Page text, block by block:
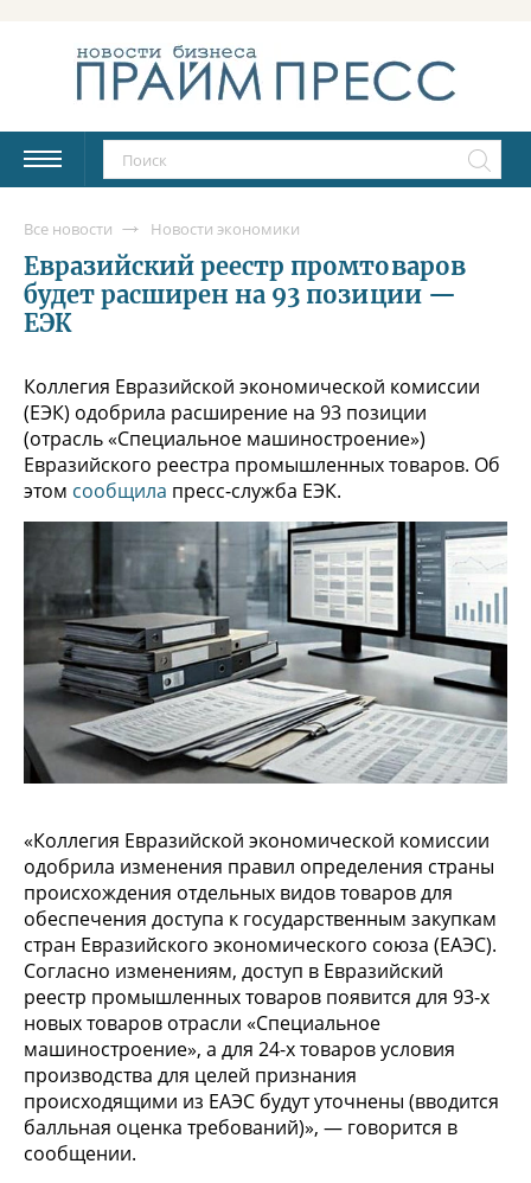
Все новости Новости экономики
Евразийский реестр промтоваров
будет расширен на 93 позиции —
ЕЭК
Коллегия Евразийской экономической комиссии
(ЕЭК) одобрила расширение на 93 позиции
(отрасль «Специальное машиностроение»)
Евразийского реестра промышленных товаров. Об
этом сообщила пресс-служба ЕЭК.
«Коллегия Евразийской экономической комиссии
одобрила изменения правил определения страны
происхождения отдельных видов товаров для
обеспечения доступа к государственным закупкам
стран Евразийского экономического союза (ЕАЭС).
Согласно изменениям, доступ в Евразийский
реестр промышленных товаров появится для 93-х
новых товаров отрасли «Специальное
машиностроение», а для 24-х товаров условия
производства для целей признания
происходящими из ЕАЭС будут уточнены (вводится
балльная оценка требований)», — говорится в
сообщении.